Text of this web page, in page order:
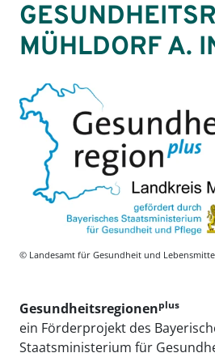
MÜHLDORF A.
© Landesamt für Gesundheit und
Gesundheitsregionenplus
ein Förderprojekt des
Staatsministerium für